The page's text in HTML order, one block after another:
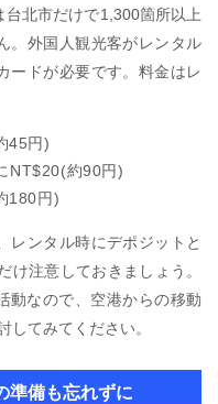
北市だけで1,300箇所以上
。外国人観光客がレンタル
ードが必要です。料金はレ
45円)
NT$20(約90円)
180円)
レンタル時にデポジットと
け注意しておきましょう。
動なので、空港からの移動
してみてください。
準備も忘れずに